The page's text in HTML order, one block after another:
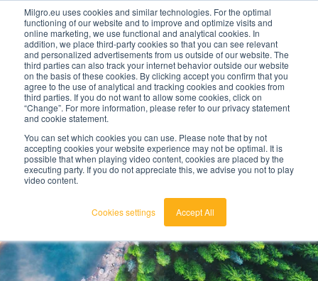
Milgro.eu uses cookies and similar technologies. For the optimal
functioning of our website and to improve and optimize visits and
online marketing, we use functional and analytical cookies. In
addition, we place third-party cookies so that you can see relevant
and personalized advertisements from us outside of our website. The
third parties can also track your internet behavior outside our website
on the basis of these cookies. By clicking accept you confirm that you
agree to the use of analytical and tracking cookies and cookies from
third parties. If you do not want to allow some cookies, click on
“Change”. For more information, please refer to our privacy statement
and cookie statement.
You can set which cookies you can use. Please note that by not
accepting cookies your website experience may not be optimal. It is
possible that when playing video content, cookies are placed by the
executing party. If you do not appreciate this, we advise you not to play
video content.
Cookies settings Accept All
nl
🔥Grondstoffen worden schaarser en duurder. Weet
jij waar jouw organisatie kwetsbaar is en wat je
eraan kunt doen?
Bekijk de Grondstoffenbarometer